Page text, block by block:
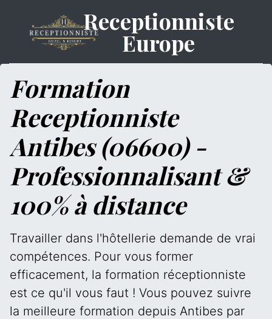
Receptionniste
Europe
Formation
Receptionniste
Antibes (06600) -
Professionnalisant &
100% à distance
Travailler dans l'hôtellerie demande de vrai
compétences. Pour vous former
efficacement, la formation réceptionniste
est ce qu'il vous faut ! Vous pouvez suivre
la meilleure formation depuis Antibes par